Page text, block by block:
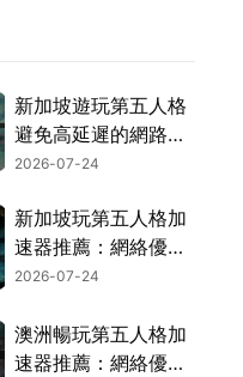
新加坡遊玩第五人格
避免高延遲的網路優
化攻略！
2026-07-24
新加坡玩第五人格加
速器推薦：網絡優化
與加速指南！
2026-07-24
澳洲暢玩第五人格加
速器推薦：網絡優化